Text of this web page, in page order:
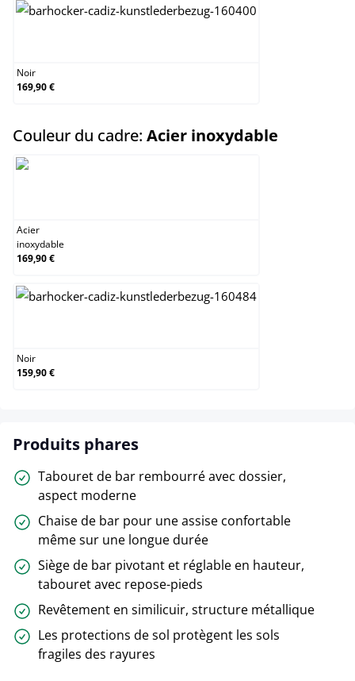
Noir
169,90 €
Couleur du cadre: Acier inoxydable
Acier
inoxydable
169,90 €
Noir
159,90 €
Produits phares
Tabouret de bar rembourré avec dossier,
aspect moderne
Chaise de bar pour une assise confortable
même sur une longue durée
Siège de bar pivotant et réglable en hauteur,
tabouret avec repose-pieds
Revêtement en similicuir, structure métallique
Les protections de sol protègent les sols
fragiles des rayures